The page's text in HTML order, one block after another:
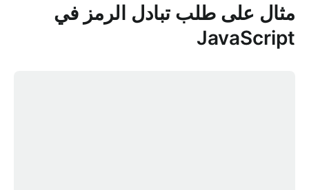
مثال على طلب تبادل الرمز في
JavaScript